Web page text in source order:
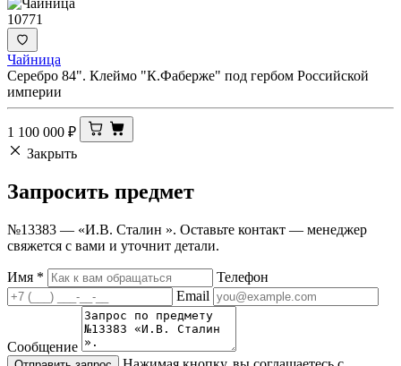
10771
Чайница
Серебро 84". Клеймо "К.Фаберже" под гербом Российской
империи
1 100 000 ₽
Закрыть
Запросить предмет
№13383 — «И.В. Сталин ». Оставьте контакт — менеджер
свяжется с вами и уточнит детали.
Имя *
Телефон
Email
Сообщение